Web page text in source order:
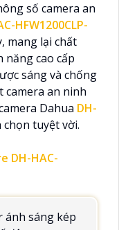
số camera an
HFW1200CLP-
mang lại chất
năng cao cấp
sáng và chống
camera an ninh
Dahua DH-
chọn tuyệt vời.
DH-HAC-
ánh sáng kép